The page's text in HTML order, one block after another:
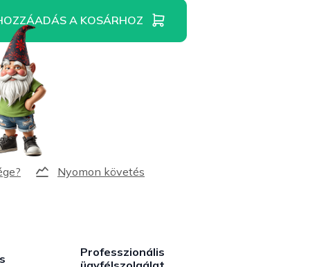
A KOSÁRHOZ
Nyomon követés
Professzionális